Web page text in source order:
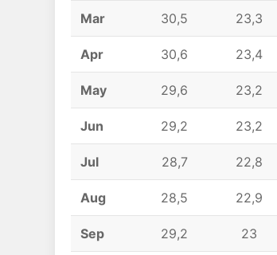
Mar 30,5 23,3
Apr 30,6 23,4
May 29,6 23,2
Jun 29,2 23,2
Jul 28,7 22,8
Aug 28,5 22,9
Sep 29,2 23